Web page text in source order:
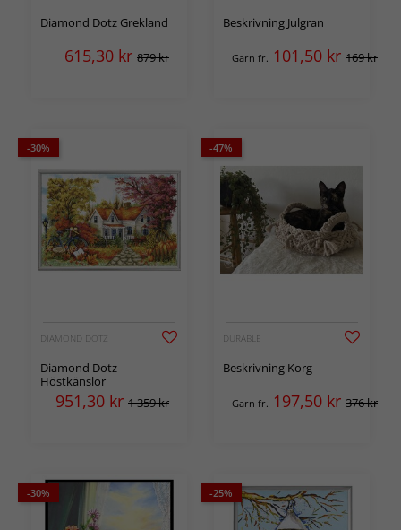
Diamond Dotz Grekland
615,30 kr 879 kr
Beskrivning Julgran
Garn fr. 101,50 kr 169 kr
-30%
DIAMOND DOTZ
Diamond Dotz
Höstkänslor
951,30 kr 1 359 kr
-47%
DURABLE
Beskrivning Korg
Garn fr. 197,50 kr 376 kr
-30% -25%